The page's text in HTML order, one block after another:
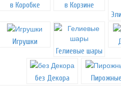
в Коробке
в Корзине
Игрушки
Гелиевые шары
без Декора Пирожные